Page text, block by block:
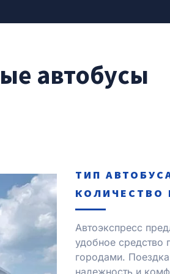
автобусы
ТИП
КОЛИЧЕСТВО
Автоэкспресс
удобное
городами.
надежность и